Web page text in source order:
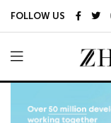
FOLLOW US